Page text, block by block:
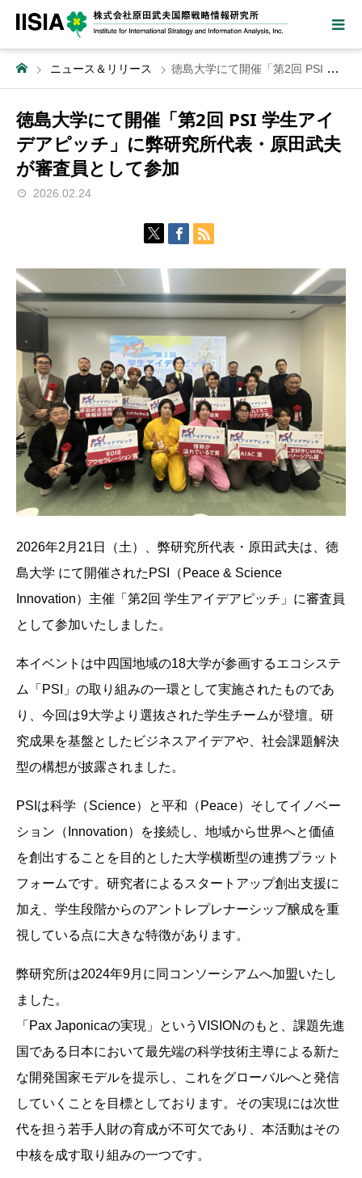
ニュース＆リリース 徳島大学にて開催「第2回 PSI 学生アイデアピッチ」に弊研究所代表・原田武夫が審査員として参加
徳島大学にて開催「第2回 PSI 学生アイ
デアピッチ」に弊研究所代表・原田武夫
が審査員として参加
2026.02.24
2026年2月21日（土）、弊研究所代表・原田武夫は、徳
島大学 にて開催されたPSI（Peace & Science
Innovation）主催「第2回 学生アイデアピッチ」に審査員
として参加いたしました。
本イベントは中四国地域の18大学が参画するエコシステ
ム「PSI」の取り組みの一環として実施されたものであ
り、今回は9大学より選抜された学生チームが登壇。研
究成果を基盤としたビジネスアイデアや、社会課題解決
型の構想が披露されました。
PSIは科学（Science）と平和（Peace）そしてイノベー
ション（Innovation）を接続し、地域から世界へと価値
を創出することを目的とした大学横断型の連携プラット
フォームです。研究者によるスタートアップ創出支援に
加え、学生段階からのアントレプレナーシップ醸成を重
視している点に大きな特徴があります。
弊研究所は2024年9月に同コンソーシアムへ加盟いたし
ました。
「Pax Japonicaの実現」というVISIONのもと、課題先進
国である日本において最先端の科学技術主導による新た
な開発国家モデルを提示し、これをグローバルへと発信
していくことを目標としております。その実現には次世
代を担う若手人財の育成が不可欠であり、本活動はその
中核を成す取り組みの一つです。